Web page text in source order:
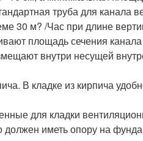
труба для канала
30 м? /Час при длине
площадь сечения
внутри несущей
В кладке из кирпича
для кладки
должен иметь опору на